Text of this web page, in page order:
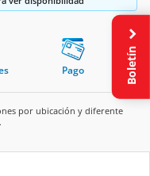
Pago
por ubicación y diferente
Boletín